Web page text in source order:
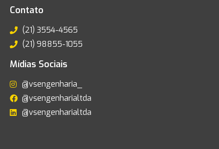
Contato
(21) 3554-4565
(21) 98855-1055
Mídias Sociais
@vsengenharia_
@vsengenharialtda
@vsengenharialtda